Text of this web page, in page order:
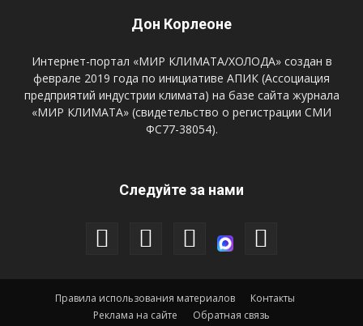
Дон Корлеоне
Интернет-портал «МИР КЛИМАТА/ХОЛОДА» создан в
феврале 2019 года по инициативе АПИК (Ассоциация
предприятий индустрии климата) на базе сайта журнала
«МИР КЛИМАТА» (свидетельство о регистрации СМИ
ФС77-38054).
Следуйте за нами
Правила использования материалов
Контакты
Реклама на сайте
Обратная связь